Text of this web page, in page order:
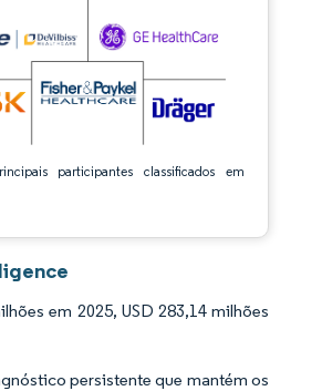
participantes classificados em
em 2025, USD 283,14 milhões
persistente que mantém os